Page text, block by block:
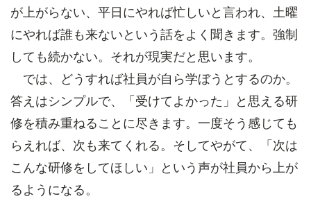
が上がらない、平日にやれば忙しいと言われ、土曜
にやれば誰も来ないという話をよく聞きます。強制
しても続かない。それが現実だと思います。
では、どうすれば社員が自ら学ぼうとするのか。
答えはシンプルで、「受けてよかった」と思える研
修を積み重ねることに尽きます。一度そう感じても
らえれば、次も来てくれる。そしてやがて、「次は
こんな研修をしてほしい」という声が社員から上が
るようになる。